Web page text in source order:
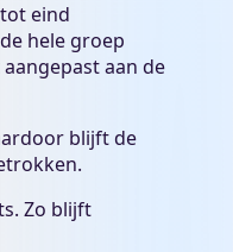
eind
hele groep
aan de
blijft de
Zo blijft